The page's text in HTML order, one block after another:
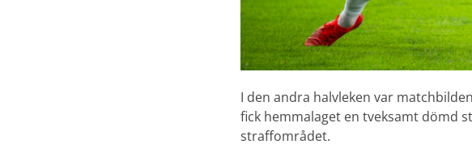
I den andra halvleken var
fick hemmalaget en tveksamt dömd
straffområdet.